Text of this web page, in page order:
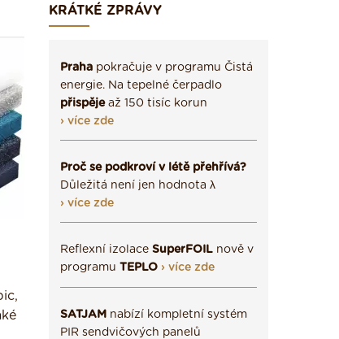
KRÁTKÉ ZPRÁVY
Praha pokračuje v programu Čistá
energie. Na tepelné čerpadlo
přispějeaž 150 tisíc korun
› více zde
Proč se podkroví v létě přehřívá?
Důležitá není jen hodnota λ
› více zde
Reflexní izolace SuperFOIL nově v
programu TEPLO › více zde
SATJAM nabízí kompletní systém
PIR sendvičových panelů